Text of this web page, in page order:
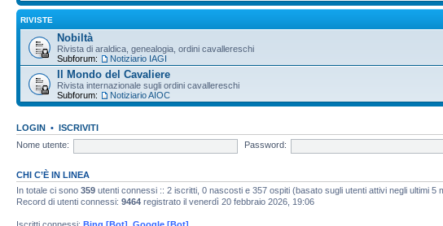
RIVISTE
Nobiltà
Rivista di araldica, genealogia, ordini cavallereschi
Subforum:
Notiziario IAGI
Il Mondo del Cavaliere
Rivista internazionale sugli ordini cavallereschi
Subforum:
Notiziario AIOC
LOGIN • ISCRIVITI
Nome utente:
Password:
CHI C’È IN LINEA
In totale ci sono 359 utenti connessi :: 2 iscritti, 0 nascosti e 357 ospiti (basato sugli utenti attivi negli ultimi 5
Record di utenti connessi: 9464 registrato il venerdì 20 febbraio 2026, 19:06
Iscritti connessi: Bing [Bot] Google [Bot]